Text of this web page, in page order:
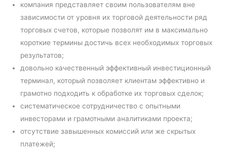
компания представляет своим пользователям вне
зависимости от уровня их торговой деятельности ряд
торговых счетов, которые позволят им в максимально
короткие термины достичь всех необходимых торговых
результатов;
довольно качественный эффективный инвестиционный
терминал, который позволяет клиентам эффективно и
грамотно подходить к обработке их торговых сделок;
систематическое сотрудничество с опытными
инвесторами и грамотными аналитиками проекта;
отсутствие завышенных комиссий или же скрытых
платежей;